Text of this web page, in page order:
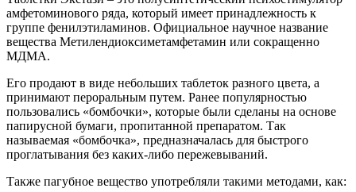
амфетоминового ряда, который имеет принадлежность к
группе фенилэтиламинов. Официальное научное название
вещества Метилендиоксиметамфетамин или сокращенно
МДМА.
Его продают в виде небольших таблеток разного цвета, а
принимают пероральным путем. Ранее популярностью
пользовались «бомбочки», которые были сделаны на основе
папирусной бумаги, пропитанной препаратом. Так
называемая «бомбочка», предназначалась для быстрого
проглатывания без каких-либо пережевываний.
Также пагубное вещество употребляли такими методами, как: